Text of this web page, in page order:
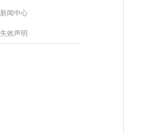
新闻中心
失效声明